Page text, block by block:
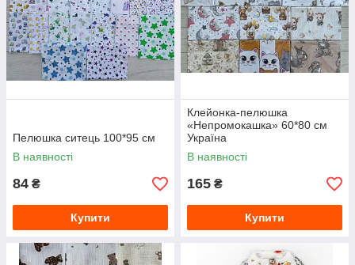
Пелюшка ситець 100*95 см
В наявності
84 ₴
Купити
Клейонка-пелюшка
«Непромокашка» 60*80 см
Україна
В наявності
165 ₴
Купити